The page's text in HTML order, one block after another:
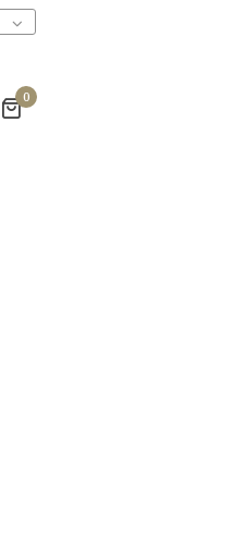
0